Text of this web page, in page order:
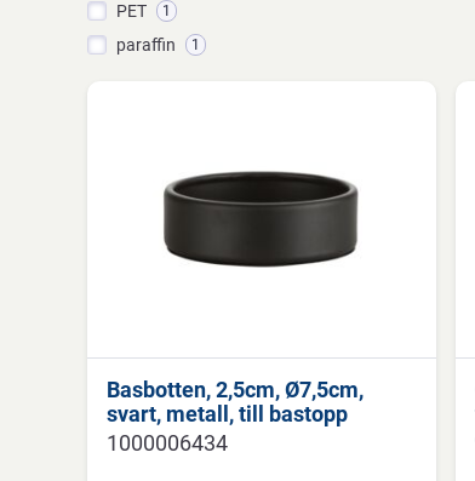
PET 1
paraffin 1
Basbotten, 2,5cm, Ø7,5cm,
svart, metall, till bastopp
1000006434